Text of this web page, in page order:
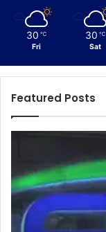
30 ℃
Fri
30 ℃
Sat
Featured Posts